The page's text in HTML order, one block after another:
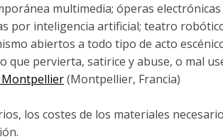
multimedia; óperas
por inteligencia artificial; teatro
abiertos a todo tipo de acto
que pervierta, satirice y abuse, o mal
Montpellier(Montpellier, Francia)
los costes de los materiales